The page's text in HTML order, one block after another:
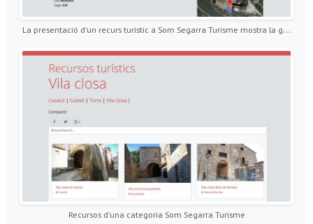
La presentació d'un recurs turístic a Som Segarra Turisme mostra la geolocalització
Recursos d'una categoria Som Segarra Turisme